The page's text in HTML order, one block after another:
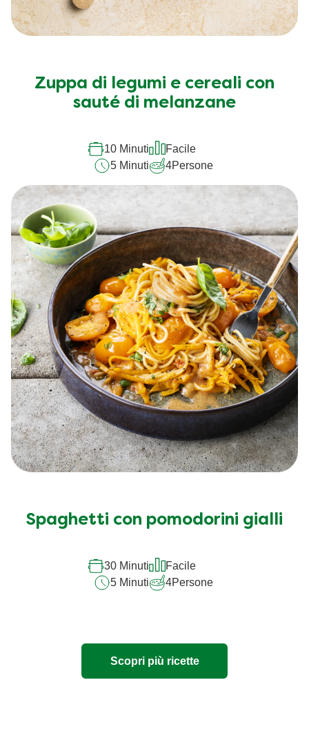
Zuppa di legumi e cereali con
sauté di melanzane
10 Minuti
Facile
5 Minuti
4Persone
Spaghetti con pomodorini gialli
30 Minuti
Facile
5 Minuti
4Persone
Scopri più ricette